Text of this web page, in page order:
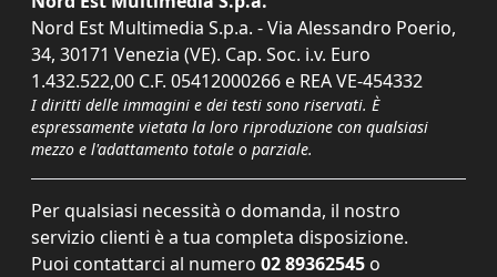
Nord Est Multimedia S.p.a. - Via Alessandro Poerio,
34, 30171 Venezia (VE). Cap. Soc. i.v. Euro
1.432.522,00 C.F. 05412000266 e REA VE-454332
I diritti delle immagini e dei testi sono riservati. È
espressamente vietata la loro riproduzione con qualsiasi
mezzo e l'adattamento totale o parziale.
Per qualsiasi necessità o domanda, il nostro
servizio clienti è a tua completa disposizione.
Puoi contattarci al numero 02 89362545 o